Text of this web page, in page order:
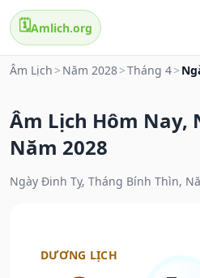
🗓️Amlich.org
Âm Lịch > Năm 2028>Tháng 4>
Âm Lịch Hôm Nay,
Năm 2028
Ngày Đinh Tỵ, Tháng Bính Thìn,
DƯƠNG LỊCH